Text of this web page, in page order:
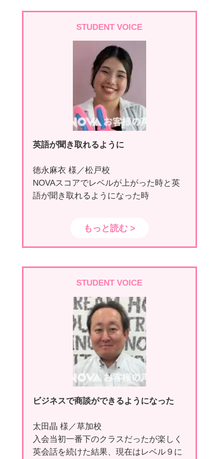
STUDENT VOICE
英語が聞き取れるように
徳永麻衣 様／松戸校
NOVAスコアでレベルが上がった時と英
語が聞き取れるようになった時
もっと読む >
STUDENT VOICE
ビジネスで商談ができるようになった
太田晶 様／草加校
入会当初一番下のクラスだったが楽しく
英会話を続けた結果、現在はレベル９に